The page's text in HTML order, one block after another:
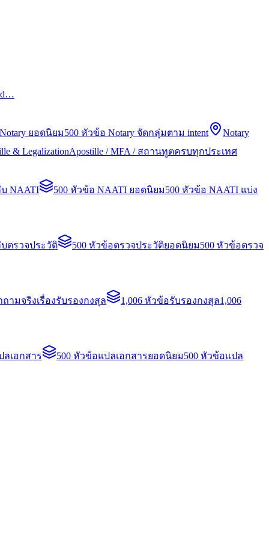
ยอดนิยม500 หัวข้อ Notary จัดกลุ่มตาม intent
Notary
& LegalizationApostille / MFA / สถานทูตครบทุกประเทศ
NAATI 500 หัวข้อ NAATI ยอดนิยม500 หัวข้อ NAATI แบ่ง
บตรวจประวัติ 500 หัวข้อตรวจประวัติยอดนิยม500 หัวข้อตรวจ
ถามจริงเรื่องรับรองกงสุล 1,006 หัวข้อรับรองกงสุล1,006
ลเอกสาร 500 หัวข้อแปลเอกสารยอดนิยม500 หัวข้อแปล